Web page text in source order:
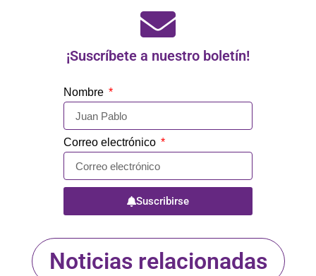
¡Suscríbete a nuestro boletín!
Nombre
Correo electrónico
Suscribirse
Noticias relacionadas